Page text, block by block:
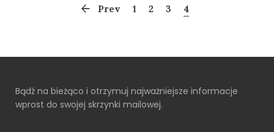
Prev 1 2 3 4
Bądź na bieżąco i otrzymuj najważniejsze informacje
wprost do swojej skrzynki mailowej.